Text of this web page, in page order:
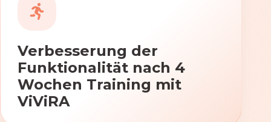
Verbesserung der
Funktionalität nach 4
Wochen Training mit
ViViRA
Beweglichkeit und Koordination nach